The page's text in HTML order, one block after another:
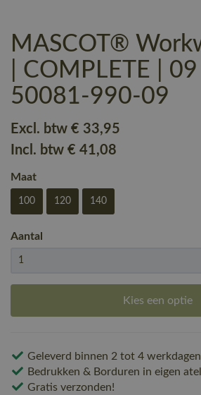
MASCOT®
| COMPLETE | 09
50081-990-09
Excl. btw € 33,95
Incl. btw € 41,08
Maat
100 120 140
Aantal
Kies een optie
Geleverd binnen 2 tot 4 werkdagen
Bedrukken & Borduren in eigen
Gratis verzonden!